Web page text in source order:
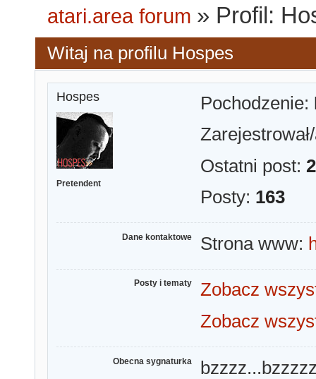
atari.area forum » Profil:
Witaj na profilu Hospes
Hospes
Pretendent
Pochodzenie:
Ostatni post:
Posty: 163
Dane kontaktowe Strona www:
Posty i tematy
Zobacz
Zobacz
Obecna sygnaturka